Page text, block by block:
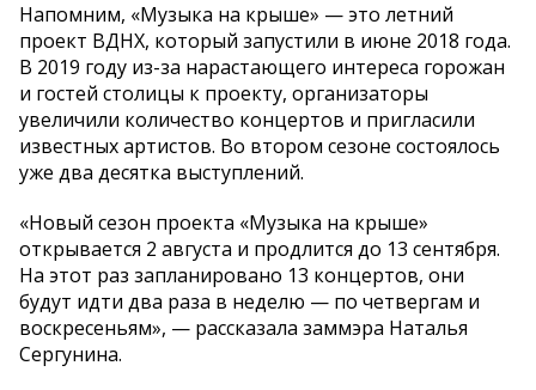
Напомним, «Музыка на крыше» — это летний
проект ВДНХ, который запустили в июне 2018 года.
В 2019 году из-за нарастающего интереса горожан
и гостей столицы к проекту, организаторы
увеличили количество концертов и пригласили
известных артистов. Во втором сезоне состоялось
уже два десятка выступлений.
«Новый сезон проекта «Музыка на крыше»
открывается 2 августа и продлится до 13 сентября.
На этот раз запланировано 13 концертов, они
будут идти два раза в неделю — по четвергам и
воскресеньям», — рассказала заммэра Наталья
Сергунина.